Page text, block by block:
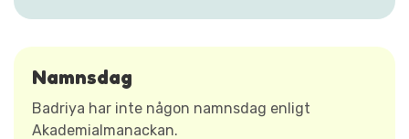
Namnsdag
Badriya har inte någon namnsdag enligt
Akademialmanackan.